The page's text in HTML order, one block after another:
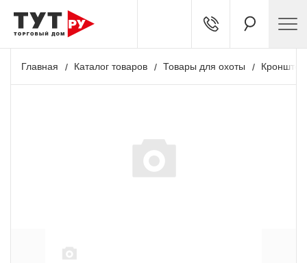
Главная Каталог товаров Товары для охоты